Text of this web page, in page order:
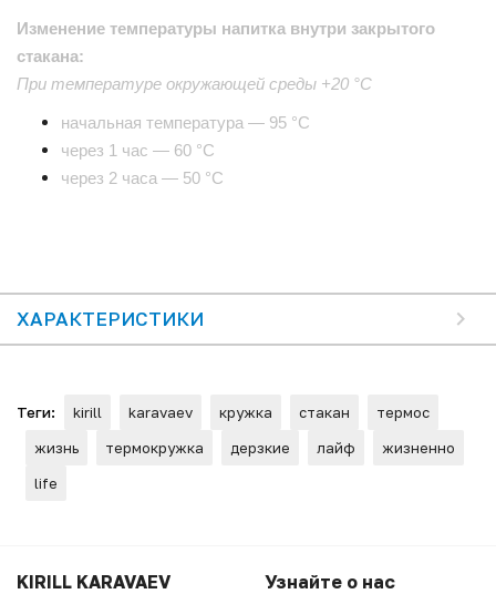
Изменение температуры напитка внутри закрытого
стакана:
При температуре окружающей среды +20 °С
начальная температура — 95 °С
через 1 час — 60 °С
через 2 часа — 50 °С
ХАРАКТЕРИСТИКИ
Теги: kirill karavaev кружка стакан
термос
жизнь
термокружка дерзкие лайф
жизненно
life
KIRILL KARAVAEV Узнайте о нас